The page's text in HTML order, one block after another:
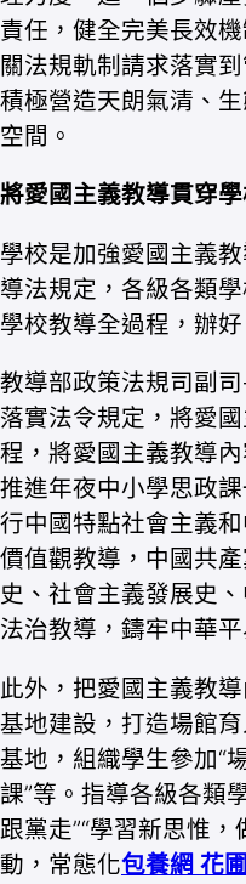
責任，健全完美長效
關法規軌制請求落實
積極營造天朗氣清、
空間。
將愛國主義教導貫穿
學校是加強愛國主義
導法規定，各級各類
學校教導全過程，辦
教導部政策法規司副
落實法令規定，將愛
程，將愛國主義教導
推進年夜中小學思政
行中國特點社會主義
價值觀教導，中國共
史、社會主義發展史
法治教導，鑄牢中華
此外，把愛國主義教
基地建設，打造場館
基地，組織學生參加“
課”等。指導各級各類
跟黨走”“學習新思惟
動，常態化包養網 花圃